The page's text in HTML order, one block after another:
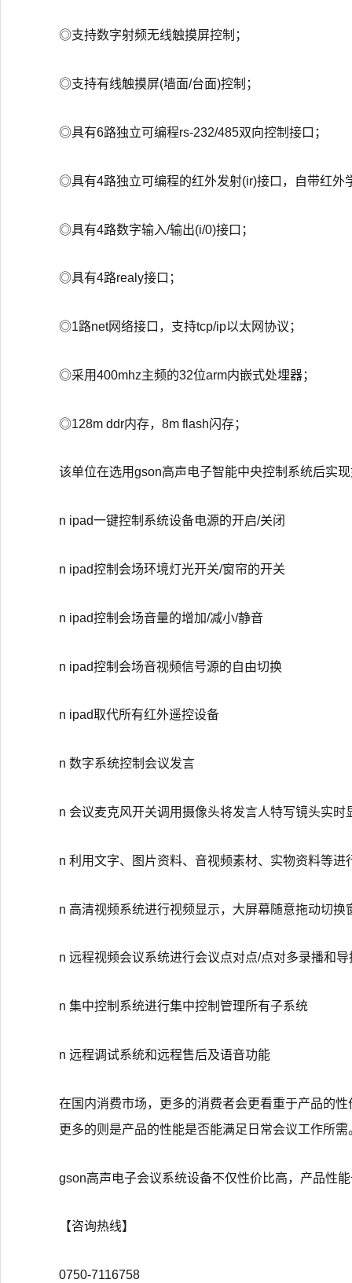
◎支持数字射频无线触摸屏控制；
◎支持有线触摸屏(墙面/台面)控制；
◎具有6路独立可编程rs-232/485双向控制接口；
◎具有4路独立可编程的红外发射(ir)接口，自带红外
◎具有4路数字输入/输出(i/0)接口；
◎具有4路realy接口；
◎1路net网络接口，支持tcp/ip以太网协议；
◎采用400mhz主频的32位arm内嵌式处埋器；
◎128m ddr内存，8m flash闪存；
该单位在选用gson高声电子智能中央控制系统后实
n ipad一键控制系统设备电源的开启/关闭
n ipad控制会场环境灯光开关/窗帘的开关
n ipad控制会场音量的增加/减小/静音
n ipad控制会场音视频信号源的自由切换
n ipad取代所有红外遥控设备
n 数字系统控制会议发言
n 会议麦克风开关调用摄像头将发言人特写镜头实时
n 利用文字、图片资料、音视频素材、实物资料等进
n 高清视频系统进行视频显示，大屏幕随意拖动切换
n 远程视频会议系统进行会议点对点/点对多录播和导
n 集中控制系统进行集中控制管理所有子系统
n 远程调试系统和远程售后及语音功能
在国内消费市场，更多的消费者会更看重于产品的
更多的则是产品的性能是否能满足日常会议工作所需
gson高声电子会议系统设备不仅性价比高，产品性
【咨询热线】
0750-7116758